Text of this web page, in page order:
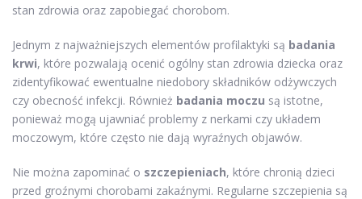
stan zdrowia oraz zapobiegać chorobom.
Jednym z najważniejszych elementów profilaktyki są badania
krwi, które pozwalają ocenić ogólny stan zdrowia dziecka oraz
zidentyfikować ewentualne niedobory składników odżywczych
czy obecność infekcji. Również badania moczu są istotne,
ponieważ mogą ujawniać problemy z nerkami czy układem
moczowym, które często nie dają wyraźnych objawów.
Nie można zapominać o szczepieniach, które chronią dzieci
przed groźnymi chorobami zakaźnymi. Regularne szczepienia są